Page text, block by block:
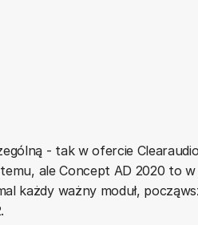
- tak w ofercie
ale Concept AD 2020 to
każdy ważny moduł,